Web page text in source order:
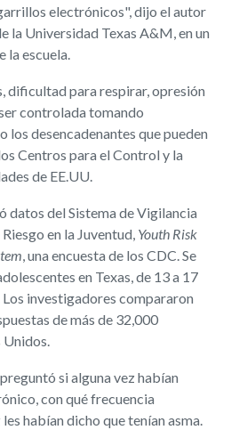
electrónicos", dijo el autor
la Universidad Texas A&M, en un
la escuela.
dificultad para respirar, opresión
controlada tomando
los desencadenantes que pueden
Centros para el Control y la
de EE.UU.
datos del Sistema de Vigilancia
en la Juventud, Youth Risk
, una encuesta de los CDC. Se
en Texas, de 13 a 17
investigadores compararon
de más de 32,000
Unidos.
si alguna vez habían
con qué frecuencia
habían dicho que tenían asma.